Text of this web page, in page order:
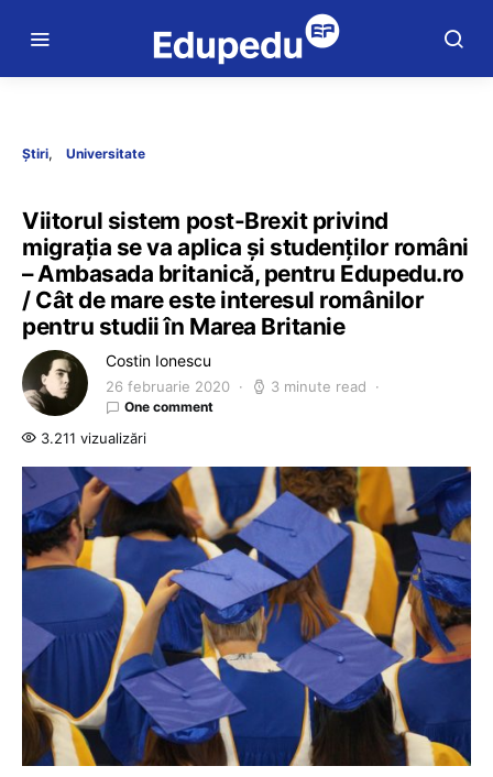
Știri Universitate
Viitorul sistem post-Brexit privind
migrația se va aplica și studenților români
– Ambasada britanică, pentru Edupedu.ro
/ Cât de mare este interesul românilor
pentru studii în Marea Britanie
Costin Ionescu
26 februarie 2020 3 minute read
One comment
3.211 vizualizări